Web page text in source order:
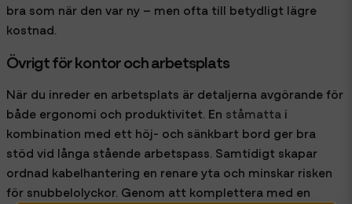
bra som när den var ny – men ofta till betydligt lägre
kostnad.
Övrigt för kontor och arbetsplats
När du inreder en arbetsplats är detaljerna avgörande för
både ergonomi och produktivitet. En ståmatta i
kombination med ett höj- och sänkbart bord ger bra
stöd vid långa stående arbetspass. Samtidigt skapar
ordnad kabelhantering en renare yta och minskar risken
för snubbelolyckor. Genom att komplettera med en